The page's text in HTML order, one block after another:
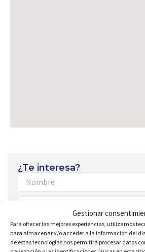
Gestionar
Para ofrecer las mejores experiencias, utilizamos
para almacenar y/o acceder a la información del
de estas tecnologías nos permitirá procesar datos
¿Te interesa?